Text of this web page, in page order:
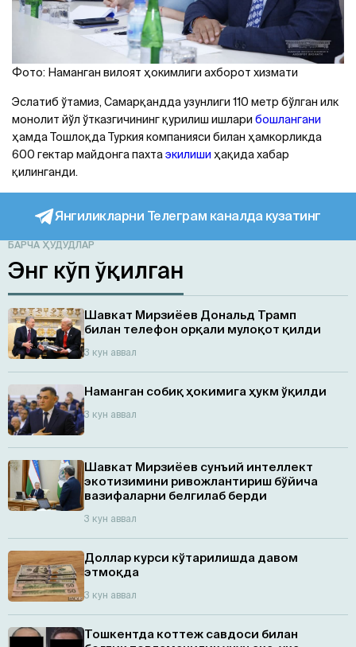
Фото: Наманган вилоят ҳокимлиги ахборот хизмати
Эслатиб ўтамиз, Самарқандда узунлиги 110 метр бўлган илк
монолит йўл ўтказгичининг қурилиш ишлари бошлангани
ҳамда Тошлоқда Туркия компанияси билан ҳамкорликда
600 гектар майдонга пахтаэкилиши ҳақида хабар
қилинганди.
Янгиликларни Телеграм каналда кузатинг
БАРЧА ҲУДУДЛАР
Энг кўп ўқилган
Шавкат Мирзиёев Дональд Трамп
билан телефон орқали мулоқот қилди
3 кун аввал
Наманган собиқ ҳокимига ҳукм ўқилди
3 кун аввал
Шавкат Мирзиёев сунъий интеллект
экотизимини ривожлантириш бўйича
вазифаларни белгилаб берди
3 кун аввал
Доллар курси кўтарилишда давом
этмоқда
3 кун аввал
Тошкентда коттеж савдоси билан